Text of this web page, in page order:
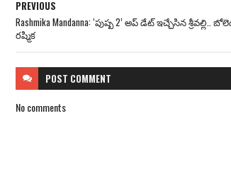
PREVIOUS
Rashmika Mandanna: ‘పుష్ప 2’ అప్ డేట్ ఇచ్చేసిన శ్రీవల్లి..
రష్మిక
POST COMMENT
No comments